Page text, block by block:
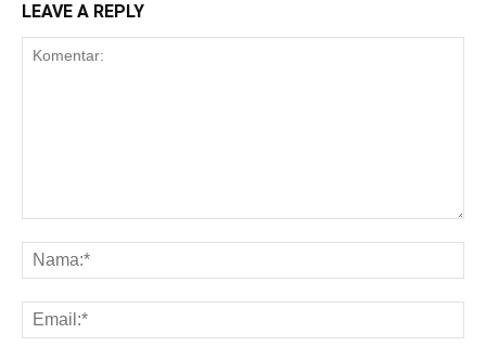
LEAVE A REPLY